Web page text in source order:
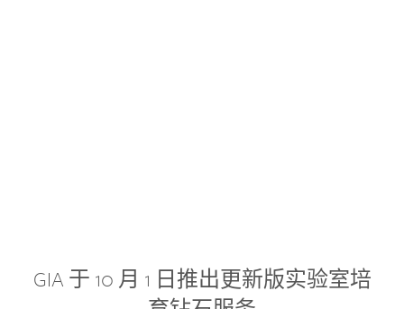
GIA 于 10 月 1 日推出更新版实验室培